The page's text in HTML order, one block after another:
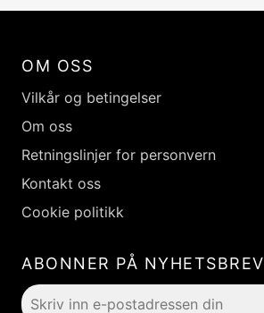
OM OSS
Vilkår og betingelser
Om oss
Retningslinjer for personvern
Kontakt oss
Cookie politikk
ABONNER PÅ NYHETSBREV